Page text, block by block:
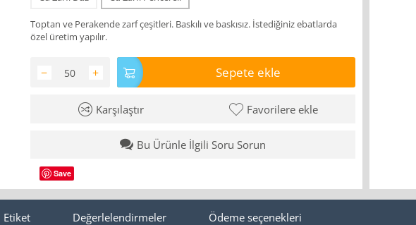
Toptan ve Perakende zarf çeşitleri. Baskılı ve baskısız. İstediğiniz ebatlarda
özel üretim yapılır.
+
− Sepete ekle
Karşılaştır Favorilere ekle
Bu Ürünle İlgili Soru Sorun
Save
Etiket Değerlelendirmeler Ödeme seçenekleri